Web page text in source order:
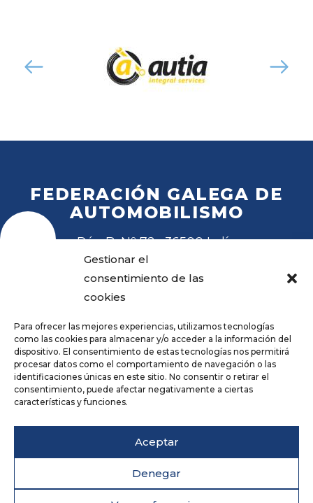
Gestionar el
consentimiento de las
cookies
Para ofrecer las mejores experiencias, utilizamos tecnologías
como las cookies para almacenar y/o acceder a la información del
dispositivo. El consentimiento de estas tecnologías nos permitirá
procesar datos como el comportamiento de navegación o las
identificaciones únicas en este sitio. No consentir o retirar el
consentimiento, puede afectar negativamente a ciertas
características y funciones.
Aceptar
Denegar
FEDERACIÓN GALEGA DE
AUTOMOBILISMO
Rúa B, Nº 72 · 36500 Lalín
Tel. 988 27 28 41
Emailfga@fga.es
Hora local:
Repositorio
Aviso legal
Política de privacidade
Cookies
Accesibilidade